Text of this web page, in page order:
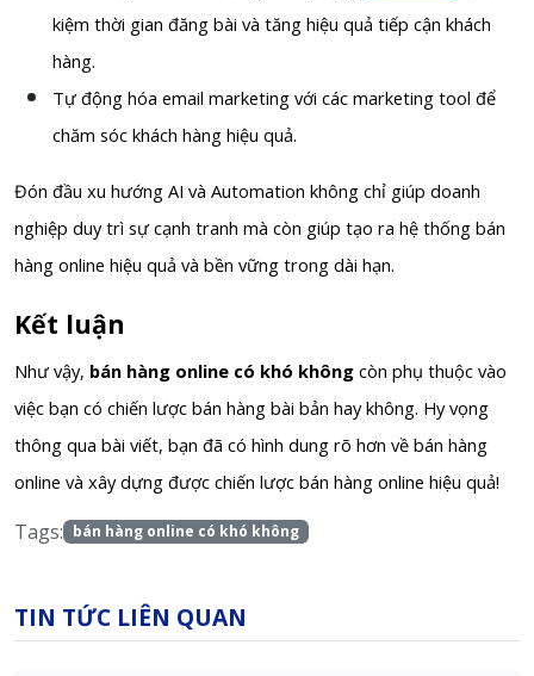
kiệm thời gian đăng bài và tăng hiệu quả tiếp cận khách
hàng.
Tự động hóa email marketing với các marketing tool để
chăm sóc khách hàng hiệu quả.
Đón đầu xu hướng AI và Automation không chỉ giúp doanh
nghiệp duy trì sự cạnh tranh mà còn giúp tạo ra hệ thống bán
hàng online hiệu quả và bền vững trong dài hạn.
Kết luận
Như vậy, bán hàng online có khó không còn phụ thuộc vào
việc bạn có chiến lược bán hàng bài bản hay không. Hy vọng
thông qua bài viết, bạn đã có hình dung rõ hơn về bán hàng
online và xây dựng được chiến lược bán hàng online hiệu quả!
Tags: bán hàng online có khó không
TIN TỨC LIÊN QUAN